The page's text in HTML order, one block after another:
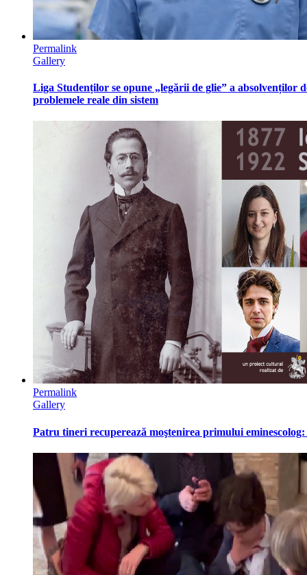
Permalink
Gallery
Liga Studenților se opune „legării de glie” a absolvenților
problemele reale din sistem
Permalink
Gallery
Patru tineri recuperează moştenirea primului